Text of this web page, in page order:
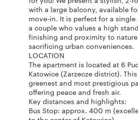
with a large balcony, available
move-in. It is perfect for a
a couple who values a high
finishing and proximity to
sacrificing urban conveniences.
LOCATION
The apartment is located at 6
Katowice (Zarzecze district).
greenest and most prestigious
offering peace and fresh air.
Key distances and highlights:
Bus Stop: approx. 400 m